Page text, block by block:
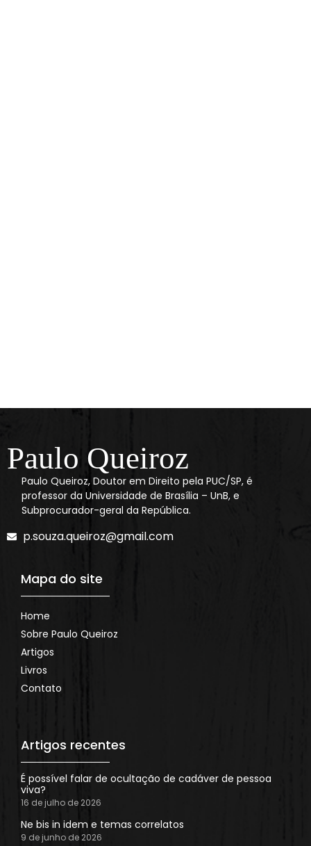
Paulo Queiroz
Paulo Queiroz, Doutor em Direito pela PUC/SP, é
professor da Universidade de Brasília – UnB, e
Subprocurador-geral da República.
p.souza.queiroz@gmail.com
Mapa do site
Home
Sobre Paulo Queiroz
Artigos
Livros
Contato
Artigos recentes
É possível falar de ocultação de cadáver de pessoa
viva?
16 de julho de 2026
Ne bis in idem e temas correlatos
9 de junho de 2026